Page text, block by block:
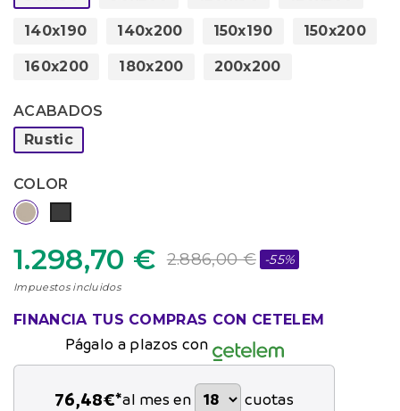
140x190 140x200 150x190 150x200
160x200 180x200 200x200
ACABADOS
Rustic
COLOR
1.298,70 € 2.886,00 € -55%
Impuestos incluidos
FINANCIA TUS COMPRAS CON CETELEM
Págalo a plazos con
76,48€*al mes en cuotas